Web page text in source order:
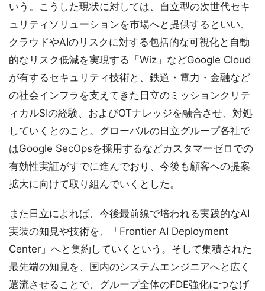
いう。こうした現状に対しては、自立型の次世代セキ
ュリティソリューションを市場へと提供するといい、
クラウドやAIのリスクに対する包括的な可視化と自動
的なリスク低減を実現する「Wiz」などGoogle Cloud
が有するセキュリティ技術と、鉄道・電力・金融など
の社会インフラを支えてきた日立のミッションクリテ
ィカルSIの経験、およびOTナレッジを融合させ、対処
していくとのこと。グローバルの日立グループ各社で
はGoogle SecOpsを採用するなどカスタマーゼロでの
有効性実証がすでに進んでおり、今後も顧客への提案
拡大に向けて取り組んでいくとした。
また日立によれば、今後最前線で培われる実践的なAI
実装の知見や技術を、「Frontier AI Deployment
Center」へと集約していくという。そして集積された
最先端の知見を、国内のシステムエンジニアへと広く
還流させることで、グループ全体のFDE強化につなげ